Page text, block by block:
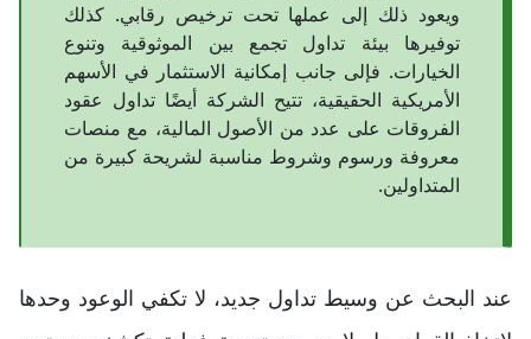
ويعود ذلك إلى عملها تحت ترخيص رقابي. كذلك
توفيرها بيئة تداول تجمع بين الموثوقية وتنوع
الخيارات. فإلى جانب إمكانية الاستثمار في الأسهم
الأمريكية الحقيقية، تتيح الشركة أيضًا تداول عقود
الفروقات على عدد من الأصول المالية، مع منصات
معروفة ورسوم وشروط مناسبة لشريحة كبيرة من
المتداولين.
عند البحث عن وسيط تداول جديد، لا تكفي الوعود وحدها